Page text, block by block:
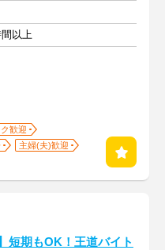
以上
歓迎
主婦(夫)歓迎
短期もOK！王道バイト